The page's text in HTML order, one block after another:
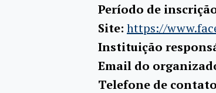
Período de
Site: https://
Instituição
Email do
Telefone de